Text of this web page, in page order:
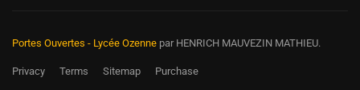
Portes Ouvertes - Lycée Ozenne par HENRICH MAUVEZIN MATHIEU.
Privacy Terms Sitemap Purchase